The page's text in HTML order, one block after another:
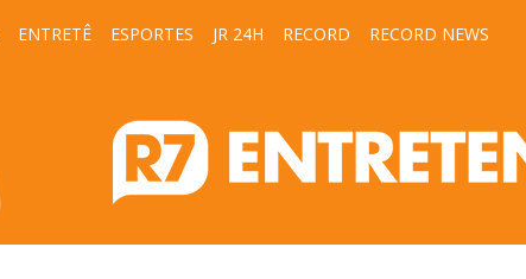
ENTRETÊ ESPORTES JR 24H RECORD RECORD NEWS